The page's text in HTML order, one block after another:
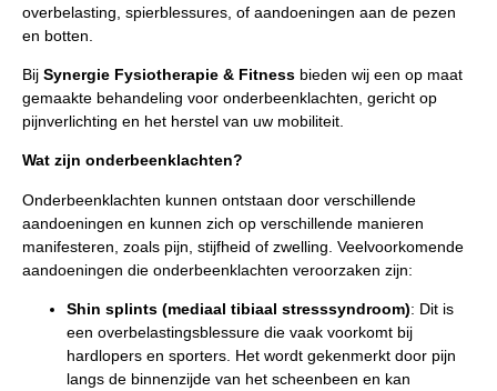
overbelasting, spierblessures, of aandoeningen aan de pezen
en botten.
Bij Synergie Fysiotherapie & Fitness bieden wij een op maat
gemaakte behandeling voor onderbeenklachten, gericht op
pijnverlichting en het herstel van uw mobiliteit.
Wat zijn onderbeenklachten?
Onderbeenklachten kunnen ontstaan door verschillende
aandoeningen en kunnen zich op verschillende manieren
manifesteren, zoals pijn, stijfheid of zwelling. Veelvoorkomende
aandoeningen die onderbeenklachten veroorzaken zijn:
Shin splints (mediaal tibiaal stresssyndroom): Dit is
een overbelastingsblessure die vaak voorkomt bij
hardlopers en sporters. Het wordt gekenmerkt door pijn
langs de binnenzijde van het scheenbeen en kan